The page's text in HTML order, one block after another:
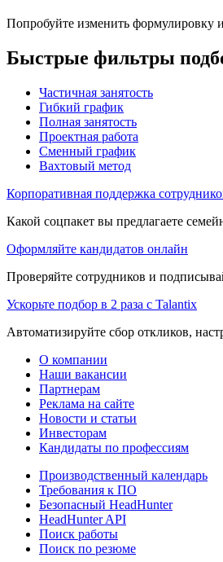
Попробуйте изменить формулировку
Быстрые фильтры
Частичная занятость
Гибкий график
Полная занятость
Проектная работа
Сменный график
Вахтовый метод
Корпоративная поддержка
Какой соцпакет вы предлагаете
Оформляйте кандидатов онлайн
Проверяйте сотрудников и
Ускорьте подбор в 2 раза с Talantix
Автоматизируйте сбор откликов,
О компании
Наши вакансии
Партнерам
Реклама на сайте
Новости и статьи
Инвесторам
Кандидаты по профессиям
Производственный календарь
Требования к ПО
Безопасный HeadHunter
HeadHunter API
Поиск работы
Поиск по резюме